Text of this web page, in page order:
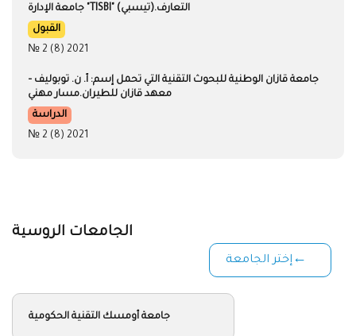
جامعة الإدارة "TISBI" (تيسبي).التعارف
القبول
№ 2 (8) 2021
جامعة قازان الوطنية للبحوث التقنية التي تحمل إسم: أ. ن. توبوليف –
معهد قازان للطيران.مسار مهني
الدراسة
№ 2 (8) 2021
الجامعات الروسية
إختر الجامعة
جامعة أومسك التقنية الحكومية